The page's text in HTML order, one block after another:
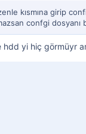
kısmına girip
confgi dosyanı
yi hiç görmüyr